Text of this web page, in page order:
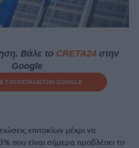
Βάλε το CRETA24στην
Google
ΤΟCRETA24ΣΤΗΝ GOOGLE
επιτοκίων μέχρι να
που είναι σήμερα προβλέπει το